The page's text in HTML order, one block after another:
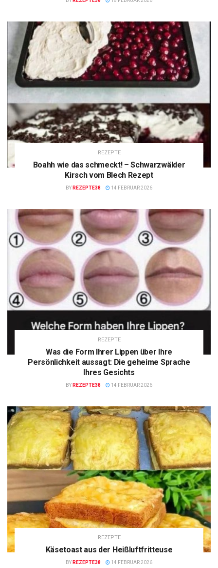
REZEPTE
Boahh wie das schmeckt! – Schwarzwälder
Kirsch vom Blech Rezept
BY REZEPTE38 14 FEBRUAR 2026
REZEPTE
Was die Form Ihrer Lippen über Ihre
Persönlichkeit aussagt: Die geheime Sprache
Ihres Gesichts
BY REZEPTE38 14 FEBRUAR 2026
REZEPTE
Käsetoast aus der Heißluftfritteuse
BY REZEPTE38 14 FEBRUAR 2026